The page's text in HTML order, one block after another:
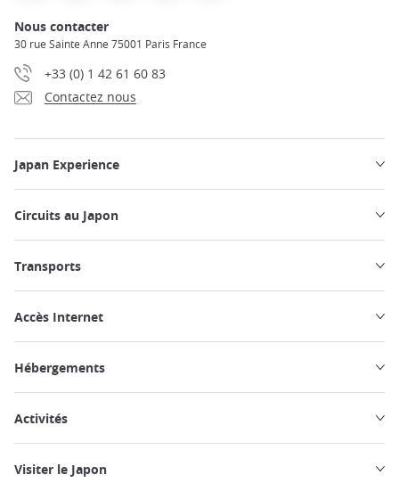
Nous contacter
30 rue Sainte Anne 75001 Paris France
+33 (0) 1 42 61 60 83
Contactez nous
Japan Experience
Circuits au Japon
Transports
Accès Internet
Hébergements
Activités
Visiter le Japon